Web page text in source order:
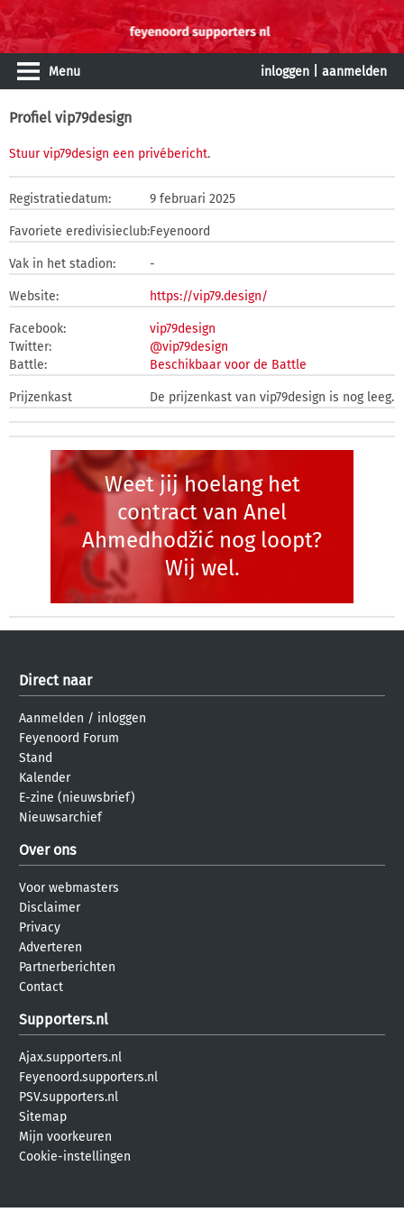
Menu inloggen aanmelden
Profiel vip79design
Stuur vip79design een privébericht.
Registratiedatum: 9 februari 2025
Favoriete eredivisieclub:Feyenoord
Vak in het stadion: -
Website: https://vip79.design/
Facebook:
vip79design
Twitter:
@vip79design
Battle:
Beschikbaar voor de Battle
Prijzenkast De prijzenkast van vip79design is nog leeg.
Weet jij hoelang het
contract van Anel
Ahmedhodžić nog loopt?
Wij wel.
Direct naar
Aanmelden / inloggen
Feyenoord Forum
Stand
Kalender
E-zine (nieuwsbrief)
Nieuwsarchief
Over ons
Voor webmasters
Disclaimer
Privacy
Adverteren
Partnerberichten
Contact
Supporters.nl
Ajax.supporters.nl
Feyenoord.supporters.nl
PSV.supporters.nl
Sitemap
Mijn voorkeuren
Cookie-instellingen